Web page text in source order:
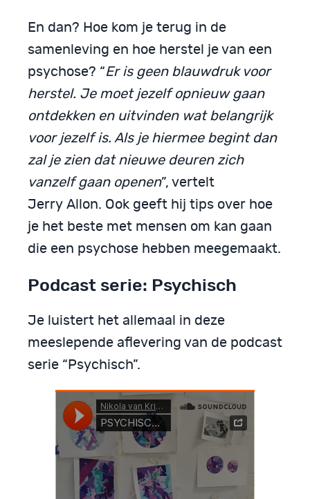
En dan? Hoe kom je terug in de
samenleving en hoe herstel je van een
psychose? “Er is geen blauwdruk voor
herstel. Je moet jezelf opnieuw gaan
ontdekken en uitvinden wat belangrijk
voor jezelf is. Als je hiermee begint dan
zal je zien dat nieuwe deuren zich
vanzelf gaan openen”, vertelt
Jerry Allon. Ook geeft hij tips over hoe
je het beste met mensen om kan gaan
die een psychose hebben meegemaakt.
Podcast serie: Psychisch
Je luistert het allemaal in deze
meeslepende aflevering van de podcast
serie “Psychisch”.